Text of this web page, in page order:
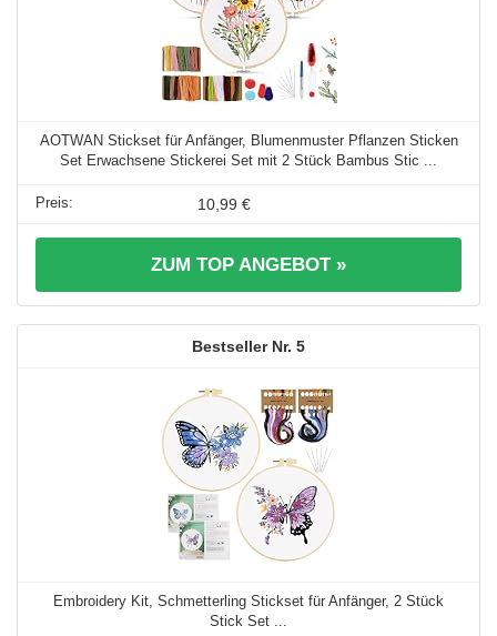
AOTWAN Stickset für Anfänger, Blumenmuster Pflanzen Sticken
Set Erwachsene Stickerei Set mit 2 Stück Bambus Stic ...
10,99 €
ZUM TOP ANGEBOT »
5
Embroidery Kit, Schmetterling Stickset für Anfänger, 2 Stück
Stick Set ...